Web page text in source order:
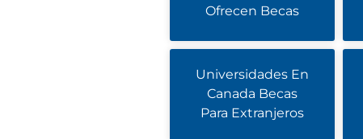
Ofrecen Becas
Universidades En
Canada Becas
Para Extranjeros